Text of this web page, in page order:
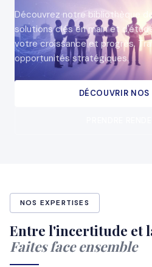
Découvrez notre bibliothèque
solutions clés en main et
votre croissance et progrès.
opportunités stratégiques.
DÉCOUVRIR NOS
NOS EXPERTISES
Entre l'incertitude et
Faites face ensemble